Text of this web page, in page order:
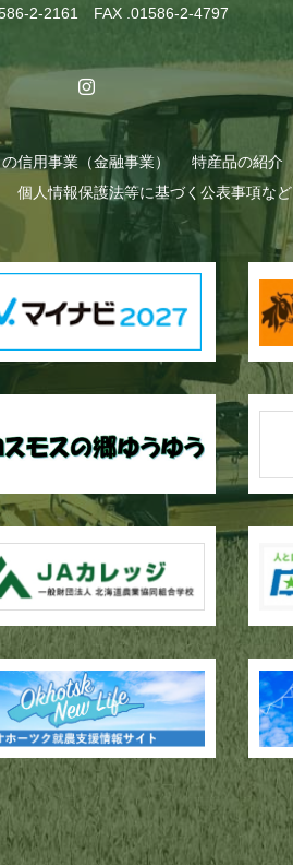
2-2161 FAX .01586-2-4797
信用事業（金融事業） 特産品の紹介
個人情報保護法等に基づく公表事項など